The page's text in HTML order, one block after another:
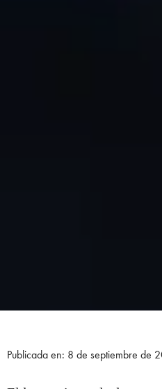
Publicada en: 8 de septiembre de